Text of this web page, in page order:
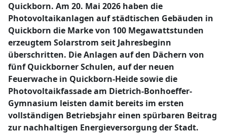
Quickborn. Am 20. Mai 2026 haben die
Photovoltaikanlagen auf städtischen Gebäuden in
Quickborn die Marke von 100 Megawattstunden
erzeugtem Solarstrom seit Jahresbeginn
überschritten. Die Anlagen auf den Dächern von
fünf Quickborner Schulen, auf der neuen
Feuerwache in Quickborn-Heide sowie die
Photovoltaikfassade am Dietrich-Bonhoeffer-
Gymnasium leisten damit bereits im ersten
vollständigen Betriebsjahr einen spürbaren Beitrag
zur nachhaltigen Energieversorgung der Stadt.